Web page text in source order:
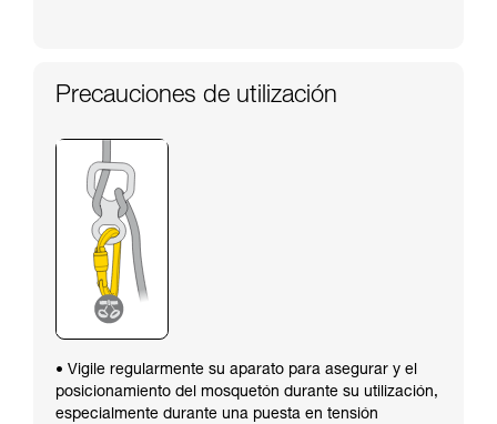
Precauciones de utilización
• Vigile regularmente su aparato para asegurar y el
posicionamiento del mosquetón durante su utilización,
especialmente durante una puesta en tensión